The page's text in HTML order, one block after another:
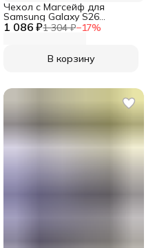
1 086 ₽1 304 ₽−17%
Чехол с Магсейф для
Samsung Galaxy S26
прозрачный матовый с
В корзину